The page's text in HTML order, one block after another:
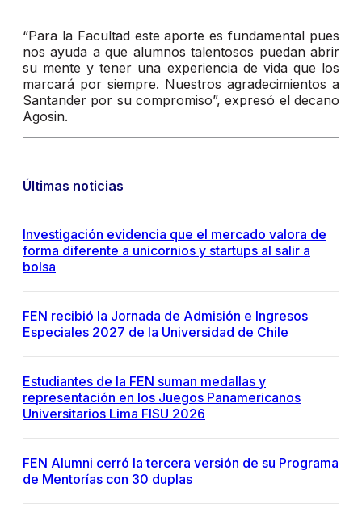
“Para la Facultad este aporte es fundamental pues
nos ayuda a que alumnos talentosos puedan abrir
su mente y tener una experiencia de vida que los
marcará por siempre. Nuestros agradecimientos a
Santander por su compromiso”, expresó el decano
Agosin.
Últimas noticias
Investigación evidencia que el mercado valora de
forma diferente a unicornios y startups al salir a
bolsa
FEN recibió la Jornada de Admisión e Ingresos
Especiales 2027 de la Universidad de Chile
Estudiantes de la FEN suman medallas y
representación en los Juegos Panamericanos
Universitarios Lima FISU 2026
FEN Alumni cerró la tercera versión de su Programa
de Mentorías con 30 duplas